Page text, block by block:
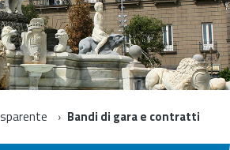
Bandi di gara e contratti